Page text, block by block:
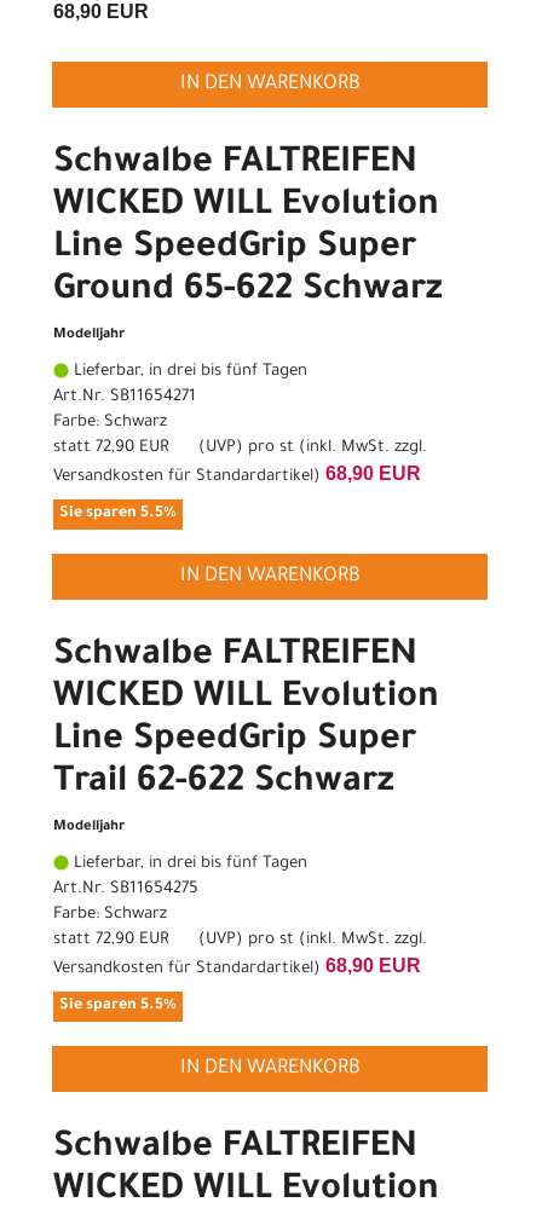
68,90 EUR
IN DEN WARENKORB
Schwalbe FALTREIFEN
WICKED WILL Evolution
Line SpeedGrip Super
Ground 65-622 Schwarz
Modelljahr
Lieferbar, in drei bis fünf Tagen
Art.Nr. SB11654271
Farbe: Schwarz
statt 72,90 EUR ( UVP) pro st (inkl. MwSt. zzgl.
Versandkosten für Standardartikel) 68,90 EUR
Sie sparen 5.5%
IN DEN WARENKORB
Schwalbe FALTREIFEN
WICKED WILL Evolution
Line SpeedGrip Super
Trail 62-622 Schwarz
Modelljahr
Lieferbar, in drei bis fünf Tagen
Art.Nr. SB11654275
Farbe: Schwarz
statt 72,90 EUR ( UVP) pro st (inkl. MwSt. zzgl.
Versandkosten für Standardartikel) 68,90 EUR
Sie sparen 5.5%
IN DEN WARENKORB
Schwalbe FALTREIFEN
WICKED WILL Evolution